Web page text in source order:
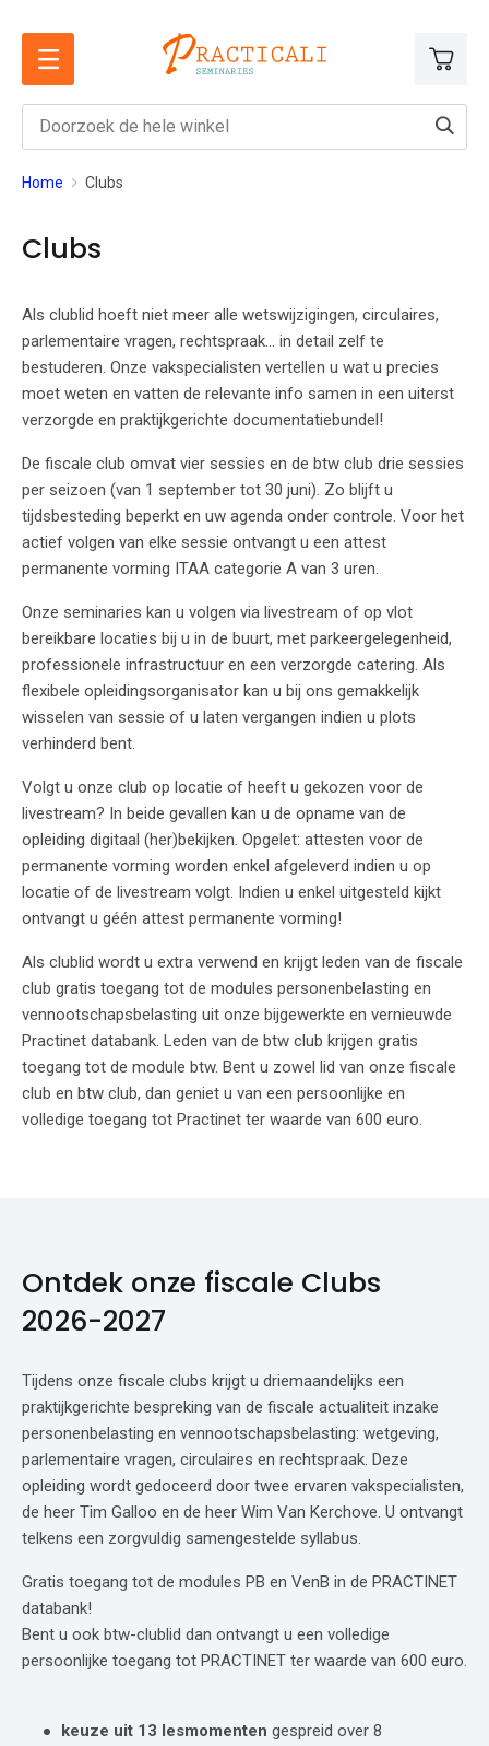
Ga
naar
inhoud
Home Clubs
Clubs
Als clublid hoeft niet meer alle wetswijzigingen, circulaires,
parlementaire vragen, rechtspraak... in detail zelf te
bestuderen. Onze vakspecialisten vertellen u wat u precies
moet weten en vatten de relevante info samen in een uiterst
verzorgde en praktijkgerichte documentatiebundel!
De fiscale club omvat vier sessies en de btw club drie sessies
per seizoen (van 1 september tot 30 juni). Zo blijft u
tijdsbesteding beperkt en uw agenda onder controle. Voor het
actief volgen van elke sessie ontvangt u een attest
permanente vorming ITAA categorie A van 3 uren.
Onze seminaries kan u volgen via livestream of op vlot
bereikbare locaties bij u in de buurt, met parkeergelegenheid,
professionele infrastructuur en een verzorgde catering. Als
flexibele opleidingsorganisator kan u bij ons gemakkelijk
wisselen van sessie of u laten vergangen indien u plots
verhinderd bent.
Volgt u onze club op locatie of heeft u gekozen voor de
livestream? In beide gevallen kan u de opname van de
opleiding digitaal (her)bekijken. Opgelet: attesten voor de
permanente vorming worden enkel afgeleverd indien u op
locatie of de livestream volgt. Indien u enkel uitgesteld kijkt
ontvangt u géén attest permanente vorming!
Als clublid wordt u extra verwend en krijgt leden van de fiscale
club gratis toegang tot de modules personenbelasting en
vennootschapsbelasting uit onze bijgewerkte en vernieuwde
Practinet databank. Leden van de btw club krijgen gratis
toegang tot de module btw. Bent u zowel lid van onze fiscale
club en btw club, dan geniet u van een persoonlijke en
volledige toegang tot Practinet ter waarde van 600 euro.
Ontdek onze fiscale Clubs
2026-2027
Tijdens onze fiscale clubs krijgt u driemaandelijks een
praktijkgerichte bespreking van de fiscale actualiteit inzake
personenbelasting en vennootschapsbelasting: wetgeving,
parlementaire vragen, circulaires en rechtspraak. Deze
opleiding wordt gedoceerd door twee ervaren vakspecialisten,
de heer Tim Galloo en de heer Wim Van Kerchove. U ontvangt
telkens een zorgvuldig samengestelde syllabus.
Gratis toegang tot de modules PB en VenB in de PRACTINET
databank!
Bent u ook btw-clublid dan ontvangt u een volledige
persoonlijke toegang tot PRACTINET ter waarde van 600 euro.
keuze uit 13 lesmomenten gespreid over 8